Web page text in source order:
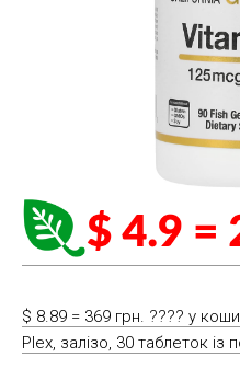
$ 8.89 = 369 грн. ????️ у
Plex, залізо, 30 таблеток із